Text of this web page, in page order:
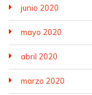
junio 2020
mayo 2020
abril 2020
marzo 2020